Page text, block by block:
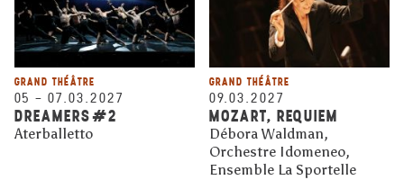
GRAND THÉÂTRE
05 – 07.03.2027
DREAMERS#2
Aterballetto
GRAND THÉÂTRE
09.03.2027
MOZART, REQUIEM
Débora Waldman,
Orchestre Idomeneo,
Ensemble La Sportelle